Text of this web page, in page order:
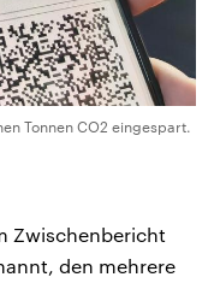
Tonnen CO2 eingespart.
Zwischenbericht
den mehrere